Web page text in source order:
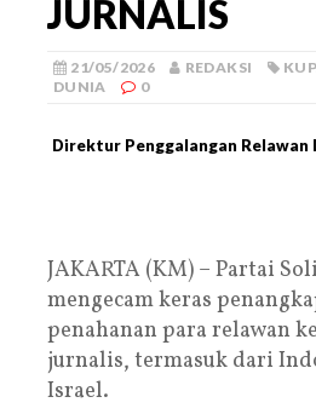
JURNALIS
21/05/2026 REDAKSI
DUNIA
0
Direktur Penggalangan Relawan
JAKARTA (KM) – Partai
mengecam keras
penahanan para relawan
jurnalis, termasuk dari
Israel.